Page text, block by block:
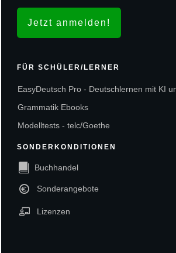
Jetzt anmelden!
FÜR SCHÜLER/LERNER
EasyDeutsch Pro - Deutschlernen mit KI
Grammatik Ebooks
Modelltests - telc/Goethe
SONDERKONDITIONEN
Buchhandel
Sonderangebote
Lizenzen